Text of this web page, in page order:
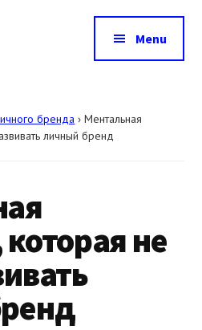
Menu
бренда ›Ментальная
личный бренд
не